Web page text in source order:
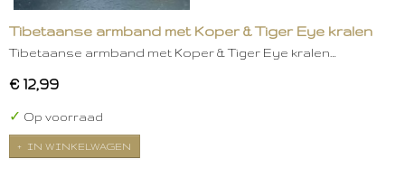
Tibetaanse armband met Koper & Tiger Eye kralen
Tibetaanse armband met Koper & Tiger Eye kralen…
€ 12,99
✓ Op voorraad
IN WINKELWAGEN